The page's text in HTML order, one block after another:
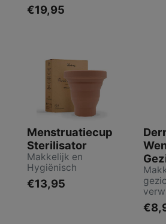
€19,95
Menstruatiecup
Sterilisator
Makkelijk en
Hygiënisch
€13,95